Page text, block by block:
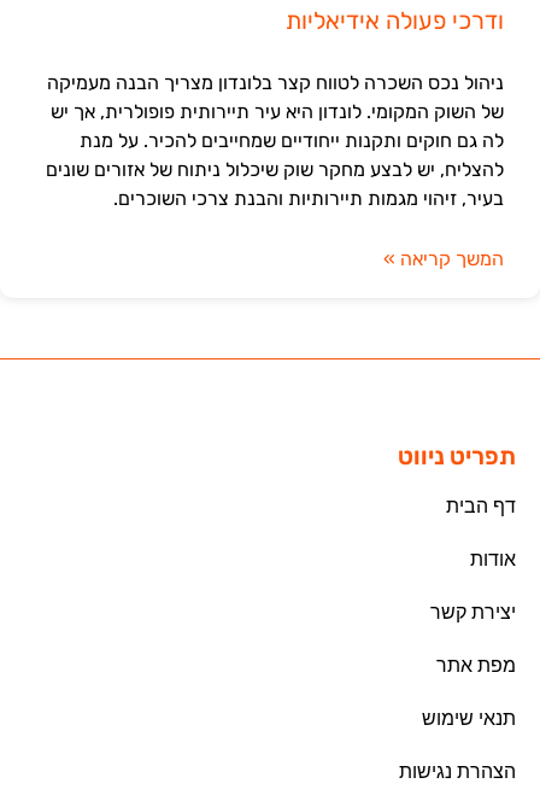
ודרכי פעולה אידיאליות
ניהול נכס השכרה לטווח קצר בלונדון מצריך הבנה מעמיקה
של השוק המקומי. לונדון היא עיר תיירותית פופולרית, אך יש
לה גם חוקים ותקנות ייחודיים שמחייבים להכיר. על מנת
להצליח, יש לבצע מחקר שוק שיכלול ניתוח של אזורים שונים
בעיר, זיהוי מגמות תיירותיות והבנת צרכי השוכרים.
המשך קריאה »
תפריט ניווט
דף הבית
אודות
יצירת קשר
מפת אתר
תנאי שימוש
הצהרת נגישות